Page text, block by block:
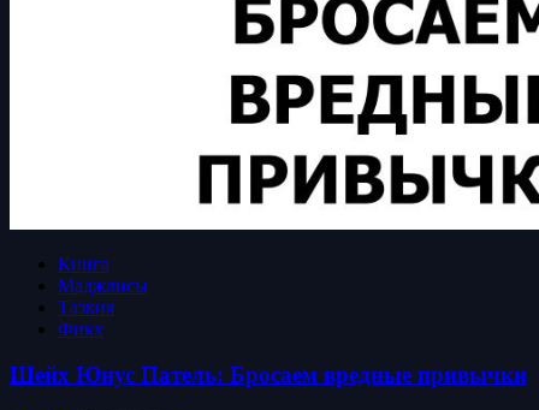
Книга
Маджлисы
Тазкия
Фикх
Шейх Юнус Патель: Бросаем вредные привычки